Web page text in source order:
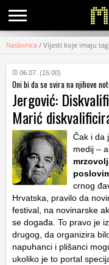
KATEGORIJE
HRVATSKI
WEB
Naslovnica / Vijesti koje imaju tag
06.07. (15:00)
Oni bi da se svira na njihove
Jergović:
Marić
Čak i da
medij –
crnog
Hrvatska, pravilo da
festival, na novinarske
se događa. To pravo je
drugog, da organizira
napuhanci i plišanci
ukoliko je to portal